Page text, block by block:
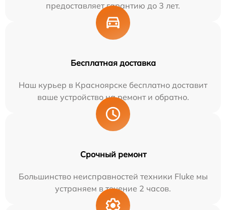
предоставляет гарантию до 3 лет.
Бесплатная доставка
Наш курьер в Красноярске бесплатно доставит
ваше устройство на ремонт и обратно.
Срочный ремонт
Большинство неисправностей техники Fluke мы
устраняем в течение 2 часов.